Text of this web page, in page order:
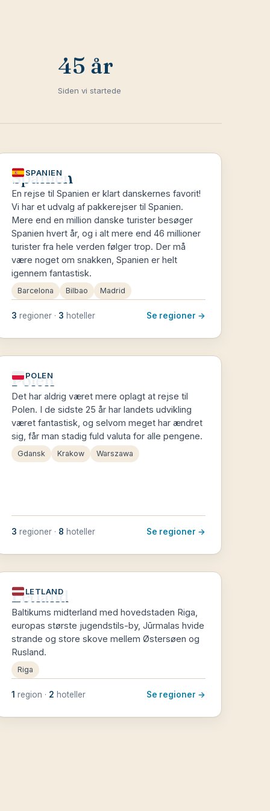
45 år
Siden vi startede
SPANIEN
Spanien
En rejse til Spanien er klart danskernes favorit!
Vi har et udvalg af pakkerejser til Spanien.
Mere end en million danske turister besøger
Spanien hvert år, og i alt mere end 46 millioner
turister fra hele verden følger trop. Der må
være noget om snakken, Spanien er helt
igennem fantastisk.
Barcelona Bilbao Madrid
3 regioner · 3 hoteller Se regioner →
POLEN
Polen
Det har aldrig været mere oplagt at rejse til
Polen. I de sidste 25 år har landets udvikling
været fantastisk, og selvom meget har ændret
sig, får man stadig fuld valuta for alle pengene.
Gdansk Krakow Warszawa
3 regioner · 8 hoteller Se regioner →
LETLAND
Letland
Baltikums midterland med hovedstaden Riga,
europas største jugendstils-by, Jūrmalas hvide
strande og store skove mellem Østersøen og
Rusland.
Riga
1 region · 2 hoteller Se regioner →